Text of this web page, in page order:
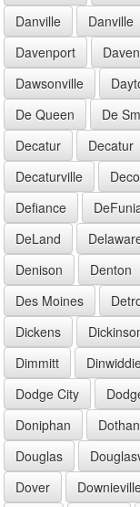
Danville
Danville
Davenport
Dawsonville
De Queen
De
Decatur
Decatur
Decaturville
Defiance
DeLand
Denison
Denton
Des Moines
Dickens
Dimmitt
Dodge City
Doniphan
Dothan
Douglas
Dover